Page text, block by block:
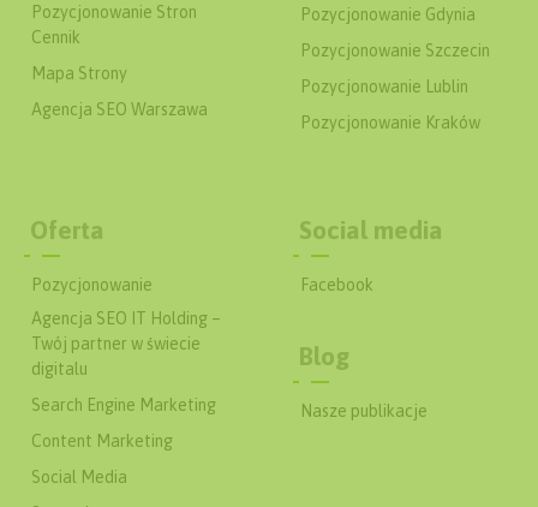
Pozycjonowanie Stron
Cennik
Mapa Strony
Agencja SEO Warszawa
Pozycjonowanie Gdynia
Pozycjonowanie Szczecin
Pozycjonowanie Lublin
Pozycjonowanie Kraków
Oferta
Pozycjonowanie
Agencja SEO IT Holding –
Twój partner w świecie
digitalu
Search Engine Marketing
Content Marketing
Social Media
Social media
Facebook
Blog
Nasze publikacje